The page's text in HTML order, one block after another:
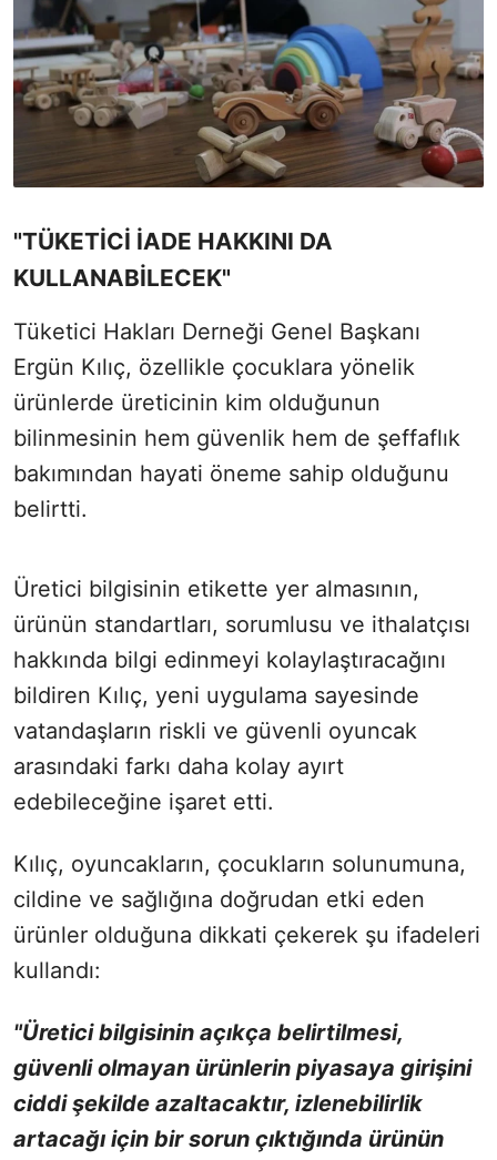
"TÜKETİCİ İADE HAKKINI DA
KULLANABİLECEK"
Tüketici Hakları Derneği Genel Başkanı
Ergün Kılıç, özellikle çocuklara yönelik
ürünlerde üreticinin kim olduğunun
bilinmesinin hem güvenlik hem de şeffaflık
bakımından hayati öneme sahip olduğunu
belirtti.
Üretici bilgisinin etikette yer almasının,
ürünün standartları, sorumlusu ve ithalatçısı
hakkında bilgi edinmeyi kolaylaştıracağını
bildiren Kılıç, yeni uygulama sayesinde
vatandaşların riskli ve güvenli oyuncak
arasındaki farkı daha kolay ayırt
edebileceğine işaret etti.
Kılıç, oyuncakların, çocukların solunumuna,
cildine ve sağlığına doğrudan etki eden
ürünler olduğuna dikkati çekerek şu ifadeleri
kullandı:
"Üretici bilgisinin açıkça belirtilmesi,
güvenli olmayan ürünlerin piyasaya girişini
ciddi şekilde azaltacaktır, izlenebilirlik
artacağı için bir sorun çıktığında ürünün